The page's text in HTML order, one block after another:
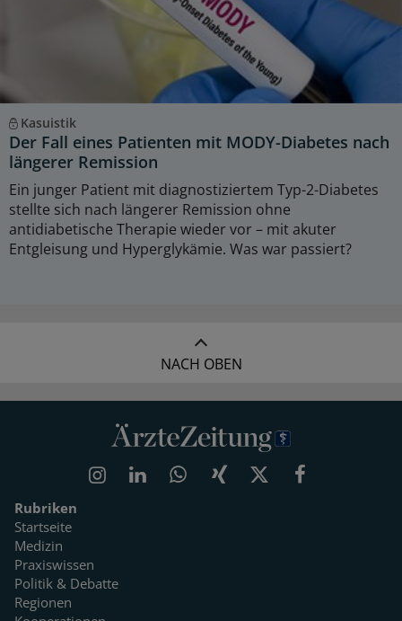
Kasuistik
Der Fall eines Patienten mit MODY-Diabetes nach
längerer Remission
Ein junger Patient mit diagnostiziertem Typ-2-Diabetes
stellte sich nach längerer Remission ohne
antidiabetische Therapie wieder vor – mit akuter
Entgleisung und Hyperglykämie. Was war passiert?
NACH OBEN
Rubriken
Startseite
Medizin
Praxiswissen
Politik & Debatte
Regionen